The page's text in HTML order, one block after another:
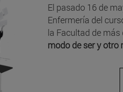
El pasado 16 de
Enfermería del
la Facultad de
modo de ser y otro